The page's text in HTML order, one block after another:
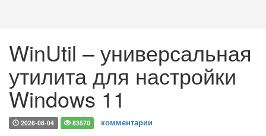
WinUtil – универсальная
утилита для настройки
Windows 11
2026-08-04 83570 комментарии